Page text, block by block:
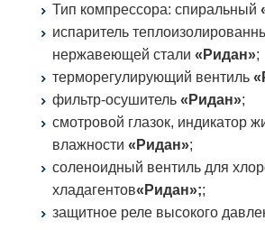
Тип компрессора: спиральный
испаритель
нержавеющей стали «Ридан»;
терморегулирующий вентиль
фильтр-осушитель «Ридан»;
смотровой глазок, индикатор
влажности «Ридан»;
соленоидный вентиль для
хладагентов«Ридан»;;
защитное реле высокого